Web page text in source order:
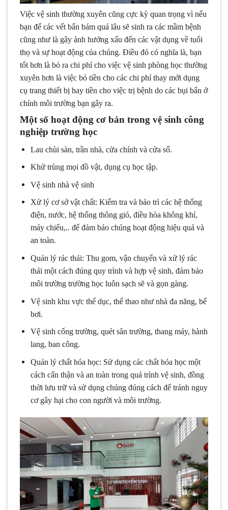
Việc vệ sinh thường xuyên cũng cực kỳ quan trọng vì nếu
bạn để các vết bẩn bám quá lâu sẽ sinh ra các mầm bệnh
cũng như là gây ảnh hưởng xấu đến các vật dụng về tuổi
thọ và sự hoạt động của chúng. Điều đó có nghĩa là, bạn
tốt hơn là bỏ ra chi phí cho việc vệ sinh phòng học thường
xuyên hơn là việc bỏ tiền cho các chi phí thay mới dụng
cụ trang thiết bị hay tiền cho việc trị bệnh do các bụi bẩn ở
chính môi trường bạn gây ra.
Một số hoạt động cơ bản trong vệ sinh công
nghiệp trường học
Lau chùi sàn, trần nhà, cửa chính và cửa sổ.
Khử trùng mọi đồ vật, dụng cụ học tập.
Vệ sinh nhà vệ sinh
Xử lý cơ sở vật chất: Kiểm tra và bảo trì các hệ thống
điện, nước, hệ thống thông gió, điều hòa không khí,
máy chiếu,.. để đảm bảo chúng hoạt động hiệu quả và
an toàn.
Quản lý rác thải: Thu gom, vận chuyển và xử lý rác
thải một cách đúng quy trình và hợp vệ sinh, đảm bảo
môi trường trường học luôn sạch sẽ và gọn gàng.
Vệ sinh khu vực thể dục, thể thao như nhà đa năng, bể
bơi.
Vệ sinh cổng trường, quét sân trường, thang máy, hành
lang, ban công.
Quản lý chất hóa học: Sử dụng các chất hóa học một
cách cẩn thận và an toàn trong quá trình vệ sinh, đồng
thời lưu trữ và sử dụng chúng đúng cách để tránh nguy
cơ gây hại cho con người và môi trường.